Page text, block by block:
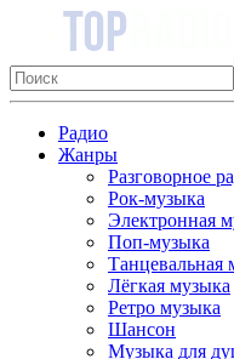
Радио
Жанры
Разговорное
Рок-музыка
Электронная
Поп-музыка
Танцевальная
Лёгкая музыка
Ретро музыка
Шансон
Музыка для